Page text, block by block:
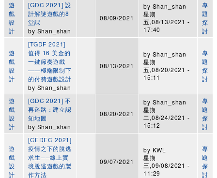
遊
戲
設
計
[GDC 2021] 設
計解謎遊戲的8
堂課
by Shan_shan
08/09/2021
by Shan_shan
星期
五,08/13/2021 -
17:40
專
題
探
討
遊
戲
設
計
[TGDF 2021]
值得 16 美金的
一鍵節奏遊戲
——極端限制下
的付費遊戲設計
by Shan_shan
08/13/2021
by Shan_shan
星期
五,08/20/2021 -
15:11
專
題
探
討
遊
戲
設
計
[GDC 2021] 不
再迷路：建立認
知地圖
by Shan_shan
08/20/2021
by Shan_shan
星期
二,08/24/2021 -
15:12
專
題
探
討
遊
戲
設
計
[CEDEC 2021]
疫情之下的脫逃
求生──線上實
境脫逃遊戲的製
作方法
09/07/2021
by KWL
星期
三,09/08/2021 -
11:29
專
題
探
討